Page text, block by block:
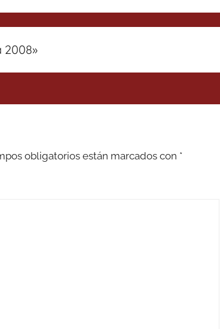
2008»
obligatorios están marcados con *